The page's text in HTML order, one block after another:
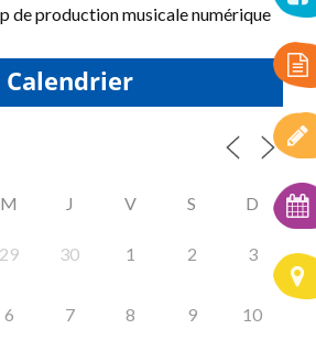
de production musicale numérique
Calendrier
M J V S D
29 30 1 2 3
6 7 8 9 10